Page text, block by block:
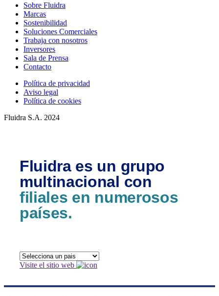
Sobre Fluidra
Marcas
Sostenibilidad
Soluciones Comerciales
Trabaja con nosotros
Inversores
Sala de Prensa
Contacto
Política de privacidad
Aviso legal
Política de cookies
Fluidra S.A. 2024
Fluidra es un grupo
multinacional con
filiales en numerosos
países.
Visite el sitio web